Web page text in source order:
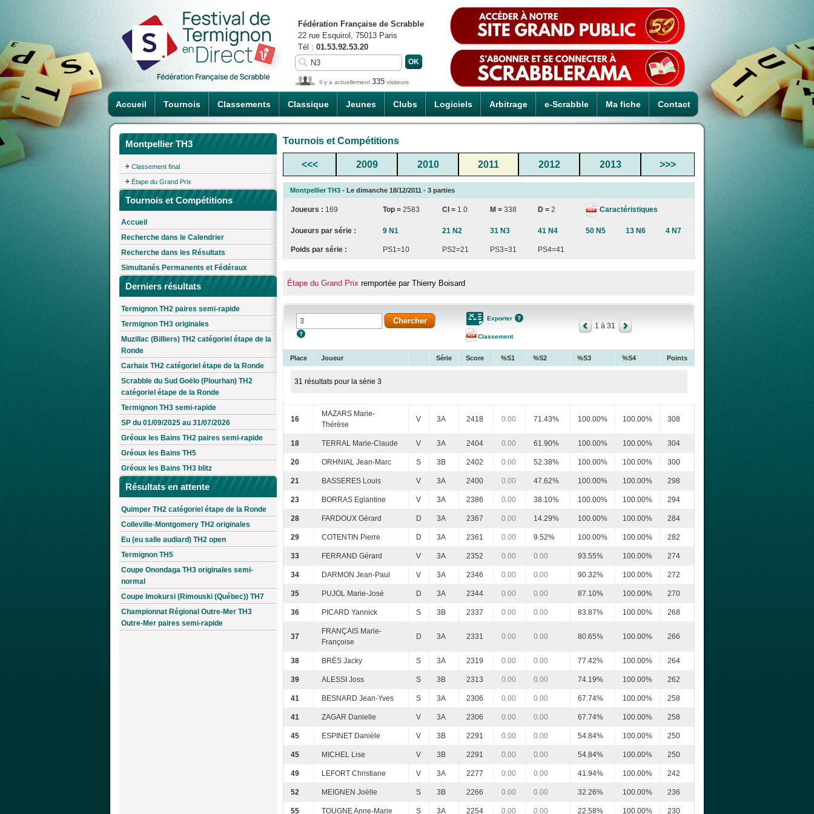
Accueil Tournois Classements Classique Jeunes Clubs Logiciels Arbitrage e-Scrabble Ma fiche Contact
Fédération Française de Scrabble
22 rue Esquirol, 75013 Paris
Tél : 01.53.92.53.20
Il y a actuellement 335 visiteurs
Montpellier TH3
Classement final
Étape du Grand Prix
Tournois et Compétitions
Accueil
Recherche dans le Calendrier
Recherche dans les Résultats
Simultanés Permanents et Fédéraux
Derniers résultats
Termignon TH2 paires semi-rapide
Termignon TH3 originales
Muzillac (Billiers) TH2 catégoriel étape de la
Ronde
Carhaix TH2 catégoriel étape de la Ronde
Scrabble du Sud Goëlo (Plourhan) TH2
catégoriel étape de la Ronde
Termignon TH3 semi-rapide
SP du 01/09/2025 au 31/07/2026
Gréoux les Bains TH2 paires semi-rapide
Gréoux les Bains TH5
Gréoux les Bains TH3 blitz
Résultats en attente
Quimper TH2 catégoriel étape de la Ronde
Colleville-Montgomery TH2 originales
Eu (eu salle audiard) TH2 open
Termignon TH5
Coupe Onondaga TH3 originales semi-
normal
Coupe Imokursi (Rimouski (Québec)) TH7
Championnat Régional Outre-Mer TH3
Outre-Mer paires semi-rapide
Tournois et Compétitions
<<< 2009 2010 2011 2012 2013 >>>
Montpellier TH3 - Le dimanche 18/12/2011 - 3 parties
Joueurs : 169 Top = 2583 CI = 1.0 M = 338 D = 2 Caractéristiques
Joueurs par série : 9 N1 21 N2 31 N3 41 N4 50 N5 13 N6 4 N7
Poids par série : PS1=10 PS2=21 PS3=31 PS4=41
Étape du Grand Prix remportée par Thierry Boisard
Exporter
Classement
1 à 31
Place Joueur Série Score %S1 %S2 %S3 %S4 Points
31 résultats pour la série 3
16
MAZARS Marie-
Thérèse
V 3A 2418 0.00 71.43% 100.00% 100.00% 308
18 TERRAL Marie-Claude V 3A 2404 0.00 61.90% 100.00% 100.00% 304
20 ORHNIAL Jean-Marc S 3B 2402 0.00 52.38% 100.00% 100.00% 300
21 BASSERES Louis V 3A 2400 0.00 47.62% 100.00% 100.00% 298
23 BORRAS Eglantine V 3A 2386 0.00 38.10% 100.00% 100.00% 294
28 FARDOUX Gérard D 3A 2367 0.00 14.29% 100.00% 100.00% 284
29 COTENTIN Pierre D 3A 2361 0.00 9.52% 100.00% 100.00% 282
33 FERRAND Gérard V 3A 2352 0.00 0.00 93.55% 100.00% 274
34 DARMON Jean-Paul V 3A 2346 0.00 0.00 90.32% 100.00% 272
35 PUJOL Marie-José D 3A 2344 0.00 0.00 87.10% 100.00% 270
36 PICARD Yannick S 3B 2337 0.00 0.00 83.87% 100.00% 268
37
FRANÇAIS Marie-
Françoise
D 3A 2331 0.00 0.00 80.65% 100.00% 266
38 BRÈS Jacky S 3A 2319 0.00 0.00 77.42% 100.00% 264
39 ALESSI Joss S 3B 2313 0.00 0.00 74.19% 100.00% 262
41 BESNARD Jean-Yves S 3A 2306 0.00 0.00 67.74% 100.00% 258
41 ZAGAR Danielle V 3A 2306 0.00 0.00 67.74% 100.00% 258
45 ESPINET Danièle V 3B 2291 0.00 0.00 54.84% 100.00% 250
45 MICHEL Lise V 3B 2291 0.00 0.00 54.84% 100.00% 250
49 LEFORT Christiane V 3A 2277 0.00 0.00 41.94% 100.00% 242
52 MEIGNEN Joëlle S 3B 2266 0.00 0.00 32.26% 100.00% 236
55 TOUGNE Anne-Marie S 3A 2254 0.00 0.00 22.58% 100.00% 230